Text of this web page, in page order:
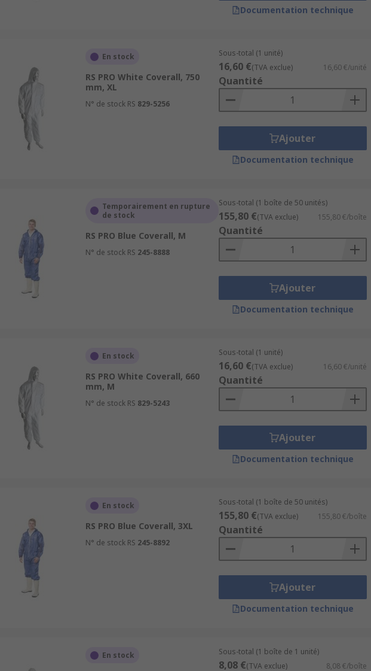
Documentation technique
En stock
RS PRO White Coverall, 750
mm, XL
N° de stock RS 829-5256
Sous-total (1 unité)
16,60 €(TVA exclue) 16,60 €/unité
Quantité
Ajouter
Documentation technique
Temporairement en rupture
de stock
RS PRO Blue Coverall, M
N° de stock RS 245-8888
Sous-total (1 boîte de 50 unités)
155,80 €(TVA exclue) 155,80 €/boîte
Quantité
Ajouter
Documentation technique
En stock
RS PRO White Coverall, 660
mm, M
N° de stock RS 829-5243
Sous-total (1 unité)
16,60 €(TVA exclue) 16,60 €/unité
Quantité
Ajouter
Documentation technique
En stock
RS PRO Blue Coverall, 3XL
N° de stock RS 245-8892
Sous-total (1 boîte de 50 unités)
155,80 €(TVA exclue) 155,80 €/boîte
Quantité
Ajouter
Documentation technique
En stock Sous-total (1 boîte de 1 unité)
8,08 €(TVA exclue) 8,08 €/boîte